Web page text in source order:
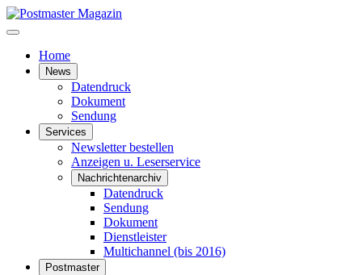
Home
News
Datendruck
Dokument
Sendung
Services
Newsletter bestellen
Anzeigen u. Leserservice
Nachrichtenarchiv
Datendruck
Sendung
Dokument
Dienstleister
Multichannel (bis 2016)
Postmaster